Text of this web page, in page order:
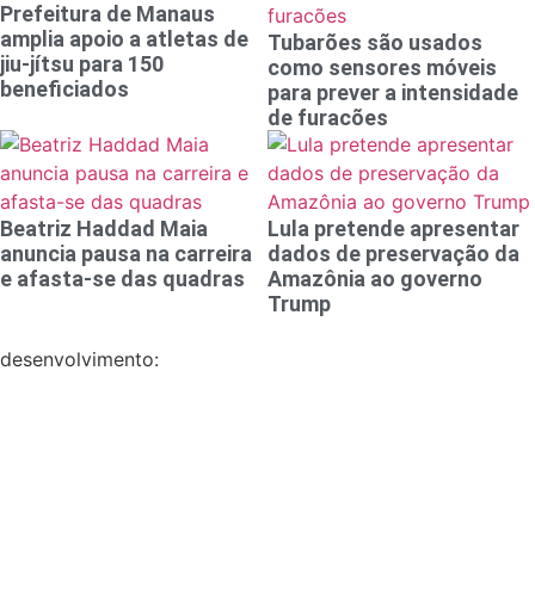
Prefeitura de Manaus
amplia apoio a atletas de
jiu-jítsu para 150
beneficiados
Tubarões são usados
como sensores móveis
para prever a intensidade
de furacões
Beatriz Haddad Maia
anuncia pausa na carreira
e afasta-se das quadras
Lula pretende apresentar
dados de preservação da
Amazônia ao governo
Trump
desenvolvimento: